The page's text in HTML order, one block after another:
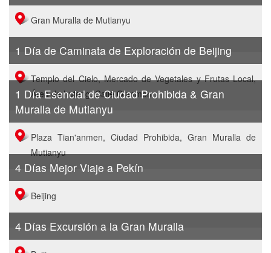
Gran Muralla de Mutianyu
1 Día de Caminata de Exploración de Beijing
Templo del Cielo, Mercado de Vegetales y Frutas Local,
Área de hutong, Calle Qianmen
1 Día Esencial de Ciudad Prohibida & Gran
Muralla de Mutianyu
Plaza Tian'anmen, Ciudad Prohibida, Gran Muralla de
Mutianyu
4 Días Mejor Viaje a Pekín
Beijing
4 Días Excursión a la Gran Muralla